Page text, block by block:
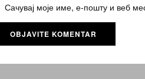
Сачувај моје име, е-пошту и веб